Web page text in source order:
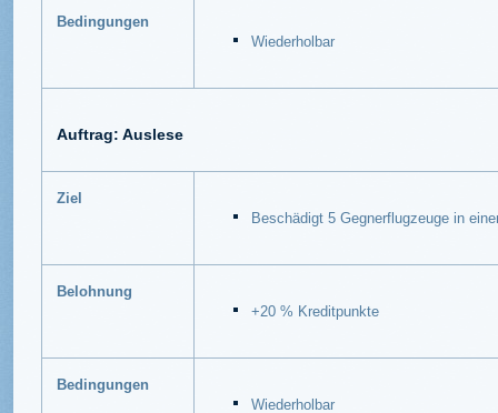
Bedingungen
Wiederholbar
Auftrag: Auslese
Ziel
Beschädigt 5 Gegnerflugzeuge in
Belohnung
+20 % Kreditpunkte
Bedingungen
Wiederholbar